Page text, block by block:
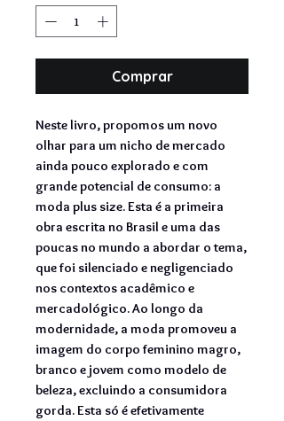
Comprar
Neste livro, propomos um novo
olhar para um nicho de mercado
ainda pouco explorado e com
grande potencial de consumo: a
moda plus size. Esta é a primeira
obra escrita no Brasil e uma das
poucas no mundo a abordar o tema,
que foi silenciado e negligenciado
nos contextos acadêmico e
mercadológico.Ao longo da
modernidade, a moda promoveu a
imagem do corpo feminino magro,
branco e jovem como modelo de
beleza, excluindo a consumidora
gorda. Esta só é efetivamente